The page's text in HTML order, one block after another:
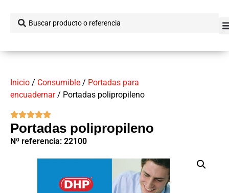
Inicio / Consumible / Portadas para
encuadernar/ Portadas polipropileno
Portadas polipropileno
Nº referencia: 22100